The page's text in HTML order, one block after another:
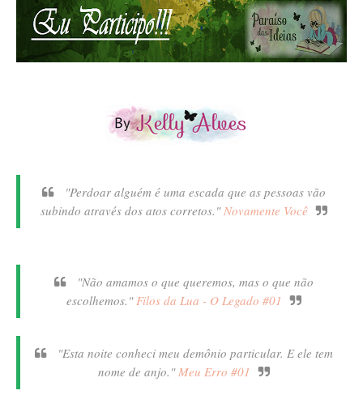
"Perdoar alguém é uma escada que as pessoas vão
subindo através dos atos corretos." Novamente Você
"Não amamos o que queremos, mas o que não
escolhemos." Filos da Lua - O Legado #01
"Esta noite conheci meu demônio particular. E ele tem
nome de anjo." Meu Erro #01